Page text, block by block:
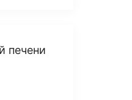
печени